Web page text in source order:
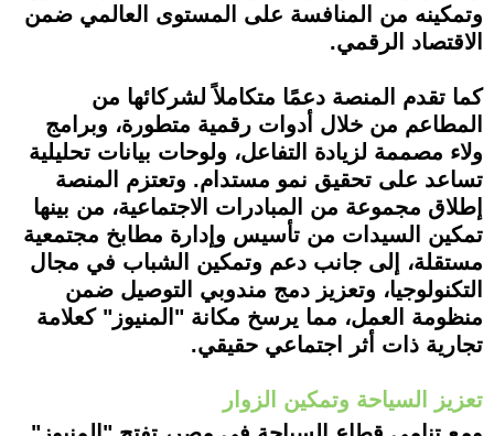
وتمكينه من المنافسة على المستوى العالمي ضمن
الاقتصاد الرقمي.
كما تقدم المنصة دعمًا متكاملاً لشركائها من
المطاعم من خلال أدوات رقمية متطورة، وبرامج
ولاء مصممة لزيادة التفاعل، ولوحات بيانات تحليلية
تساعد على تحقيق نمو مستدام. وتعتزم المنصة
إطلاق مجموعة من المبادرات الاجتماعية، من بينها
تمكين السيدات من تأسيس وإدارة مطابخ مجتمعية
مستقلة، إلى جانب دعم وتمكين الشباب في مجال
التكنولوجيا، وتعزيز دمج مندوبي التوصيل ضمن
منظومة العمل، مما يرسخ مكانة "المنيوز" كعلامة
تجارية ذات أثر اجتماعي حقيقي.
تعزيز السياحة وتمكين الزوار